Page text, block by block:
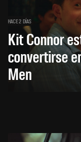
HACE 2 DÍAS
Kit Connor
convertirse
Men